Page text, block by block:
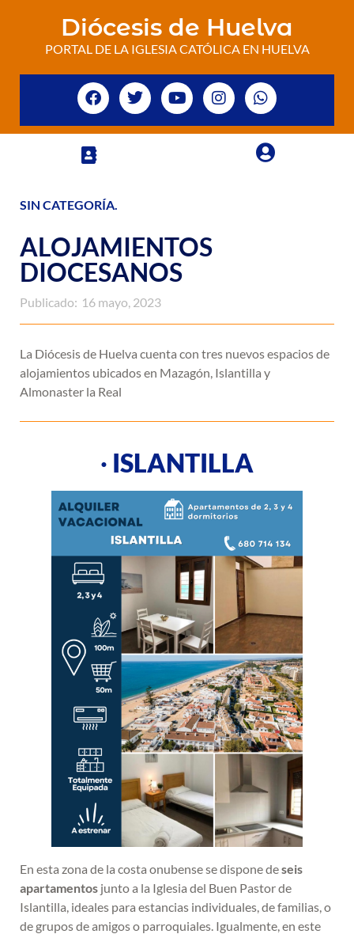
Diócesis de Huelva
PORTAL DE LA IGLESIA CATÓLICA EN HUELVA
SIN CATEGORÍA.
ALOJAMIENTOS
DIOCESANOS
Publicado: 16 mayo, 2023
La Diócesis de Huelva cuenta con tres nuevos espacios de
alojamientos ubicados en Mazagón, Islantilla y
Almonaster la Real
· ISLANTILLA
En esta zona de la costa onubense se dispone deseis
apartamentos junto a la Iglesia del Buen Pastor de
Islantilla, ideales para estancias individuales, de familias, o
de grupos de amigos o parroquiales. Igualmente, en este